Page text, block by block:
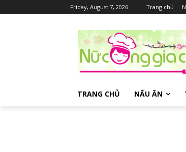
Friday, August 7, 2026 Trang chủ
TRANG CHỦ NẤU ĂN